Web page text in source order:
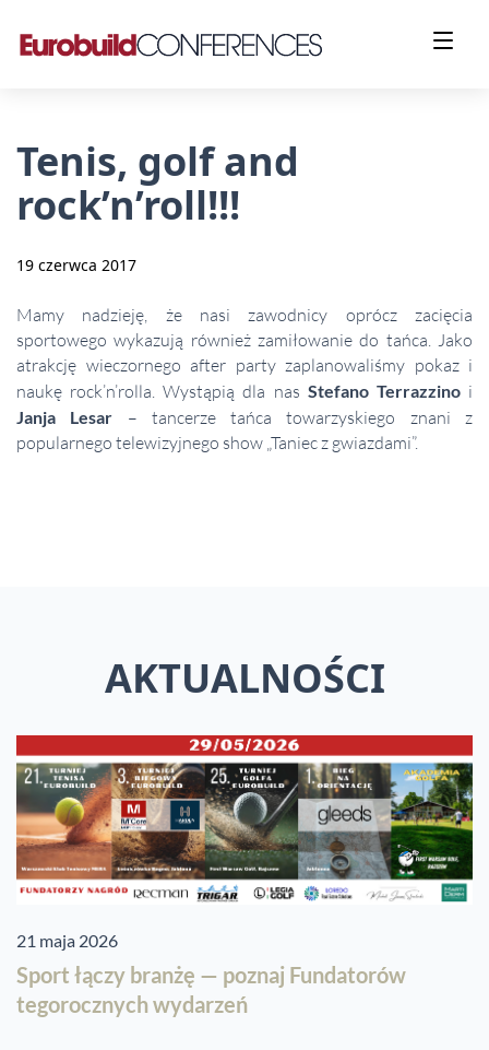
Tenis, golf and
rock’n’roll!!!
19 czerwca 2017
Mamy nadzieję, że nasi zawodnicy oprócz zacięcia
sportowego wykazują również zamiłowanie do tańca. Jako
atrakcję wieczornego after party zaplanowaliśmy pokaz i
naukę rock’n’rolla. Wystąpią dla nas Stefano Terrazzinoi
Janja Lesar – tancerze tańca towarzyskiego znani z
popularnego telewizyjnego show „Taniec z gwiazdami”.
AKTUALNOŚCI
21 maja 2026
Sport łączy branżę — poznaj Fundatorów
tegorocznych wydarzeń